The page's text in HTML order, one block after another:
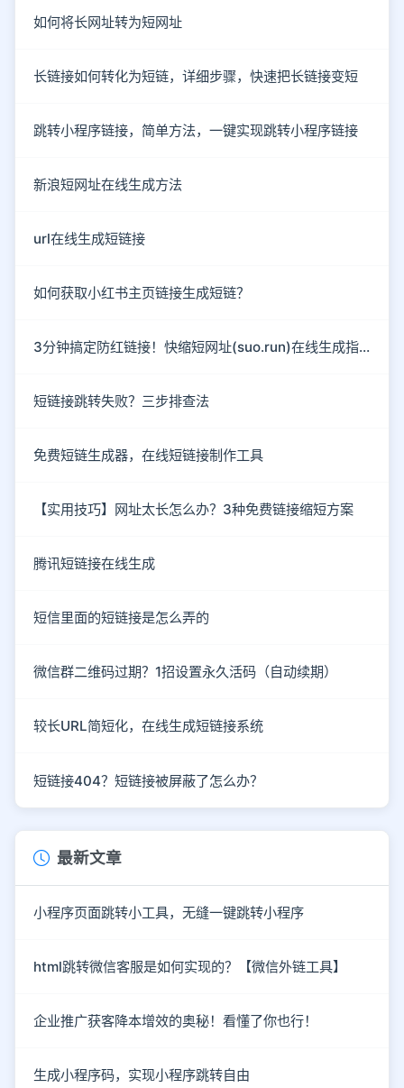
如何将长网址转为短网址
长链接如何转化为短链，详细步骤，快速把长链接变短
跳转小程序链接，简单方法，一键实现跳转小程序链接
新浪短网址在线生成方法
url在线生成短链接
如何获取小红书主页链接生成短链？
3分钟搞定防红链接！快缩短网址(suo.run)在线生成指南
短链接跳转失败？三步排查法
免费短链生成器，在线短链接制作工具
【实用技巧】网址太长怎么办？3种免费链接缩短方案
腾讯短链接在线生成
短信里面的短链接是怎么弄的
微信群二维码过期？1招设置永久活码（自动续期）
较长URL简短化，在线生成短链接系统
短链接404？短链接被屏蔽了怎么办？
最新文章
小程序页面跳转小工具，无缝一键跳转小程序
html跳转微信客服是如何实现的？【微信外链工具】
企业推广获客降本增效的奥秘！看懂了你也行！
生成小程序码，实现小程序跳转自由